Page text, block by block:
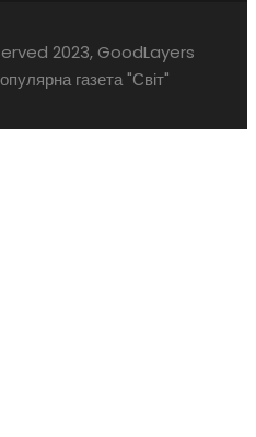
2023, GoodLayers
газета "Світ"